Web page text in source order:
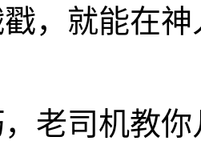
，就能在
，老司机教